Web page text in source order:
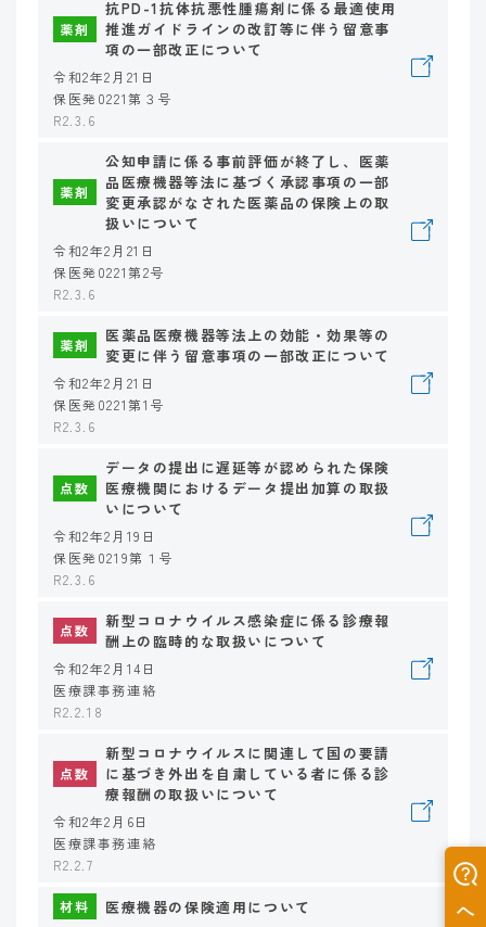
薬剤
抗PD-1抗体抗悪性腫瘍剤に係る最適使用
推進ガイドラインの改訂等に伴う留意事
項の一部改正について
令和2年2月21日
保医発0221第３号
R2.3.6
薬剤
公知申請に係る事前評価が終了し、医薬
品医療機器等法に基づく承認事項の一部
変更承認がなされた医薬品の保険上の取
扱いについて
令和2年2月21日
保医発0221第2号
R2.3.6
薬剤
医薬品医療機器等法上の効能・効果等の
変更に伴う留意事項の一部改正について
令和2年2月21日
保医発0221第1号
R2.3.6
点数
データの提出に遅延等が認められた保険
医療機関におけるデータ提出加算の取扱
いについて
令和2年2月19日
保医発0219第１号
R2.3.6
点数
新型コロナウイルス感染症に係る診療報
酬上の臨時的な取扱いについて
令和2年2月14日
医療課事務連絡
R2.2.18
点数
新型コロナウイルスに関連して国の要請
に基づき外出を自粛している者に係る診
療報酬の取扱いについて
令和2年2月6日
医療課事務連絡
R2.2.7
材料 医療機器の保険適用について